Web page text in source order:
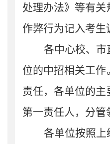
处理办法》等有
作弊行为记入考生
各中心校、 市
位的中招相关工作
责任，各单位的主
第一责任人，分管
各单位按照